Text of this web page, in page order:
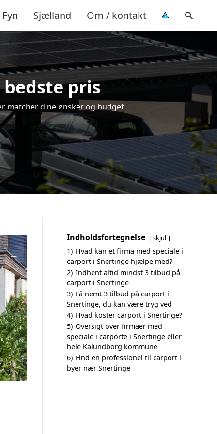
Fyn Sjælland Om / kontakt
pris
matcher dine ønsker og budget.
Indholdsfortegnelse skjul
1) Hvad kan et firma med speciale i
carport i Snertinge hjælpe med?
2) Indhent altid mindst 3 tilbud på
carport i Snertinge
3) Få nemt 3 tilbud på carport i
Snertinge, du kan være tryg ved
4) Hvad koster carport i Snertinge?
5) Oversigt over firmaer med
speciale i carporte i Snertinge eller
hele Kalundborg kommune
6) Find en professionel til carport i
byer nær Snertinge